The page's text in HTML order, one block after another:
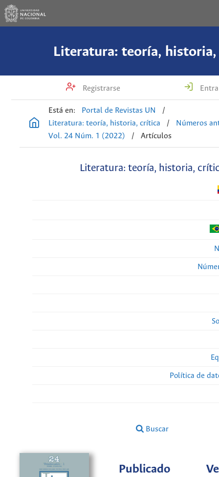
Literatura: teoría,
Registrarse
Está en: Portal de Revistas UN
/
Literatura: teoría, historia, crítica
/
Números
Vol. 24 Núm. 1 (2022)
/ Artículos
Literatura: teoría, historia,
Política de
Buscar
Publicado